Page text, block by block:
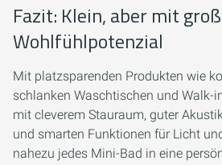
Fazit: Klein, aber mit
Wohlfühlpotenzial
Mit platzsparenden Produkten wie
schlanken Waschtischen und Walk-
mit cleverem Stauraum, guter
und smarten Funktionen für Licht
nahezu jedes Mini-Bad in eine